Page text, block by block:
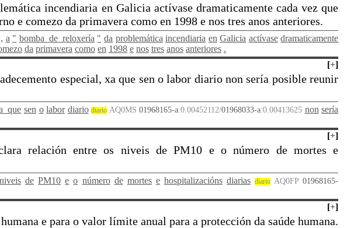
incendiaria en Galicia actívase dramaticamente cada vez que
e comezo da primavera como en 1998 e nos tres anos anteriores.
, a " bomba_de_reloxería " da problemática incendiaria en Galicia actívase dramaticamente
da primavera como en 1998 e nos tres anos anteriores .
[+]
especial, xa que sen o labor diario non sería posible reunir
sen o labor diario diario AQ0MS01968165-a:0.00452112/01968033-a:0.00413625 non sería
[+]
relación entre os niveis de PM10 e o número de mortes e
niveis de PM10 e o número de mortes e hospitalizacións diarias diario AQ0FP01968165-
[+]
e para o valor límite anual para a protección da saúde humana.